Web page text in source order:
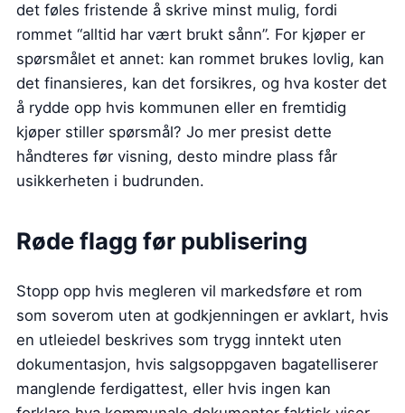
det føles fristende å skrive minst mulig, fordi
rommet “alltid har vært brukt sånn”. For kjøper er
spørsmålet et annet: kan rommet brukes lovlig, kan
det finansieres, kan det forsikres, og hva koster det
å rydde opp hvis kommunen eller en fremtidig
kjøper stiller spørsmål? Jo mer presist dette
håndteres før visning, desto mindre plass får
usikkerheten i budrunden.
Røde flagg før publisering
Stopp opp hvis megleren vil markedsføre et rom
som soverom uten at godkjenningen er avklart, hvis
en utleiedel beskrives som trygg inntekt uten
dokumentasjon, hvis salgsoppgaven bagatelliserer
manglende ferdigattest, eller hvis ingen kan